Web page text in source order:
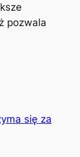
pozwala